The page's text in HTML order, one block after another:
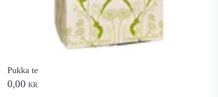
Pukka te
0,00 KR.